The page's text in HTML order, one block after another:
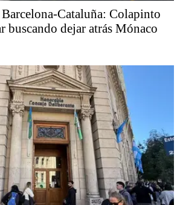
Cataluña: Colapinto
buscando dejar atrás Mónaco